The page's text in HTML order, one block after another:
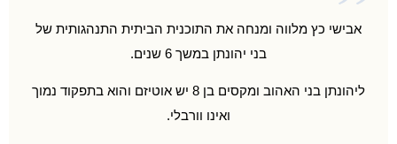
אבישי כץ מלווה ומנחה את התוכנית הביתית התנהגותית של
בני יהונתן במשך 6 שנים.
ליהונתן בני האהוב ומקסים בן 8 יש אוטיזם והוא בתפקוד נמוך
ואינו וורבלי.